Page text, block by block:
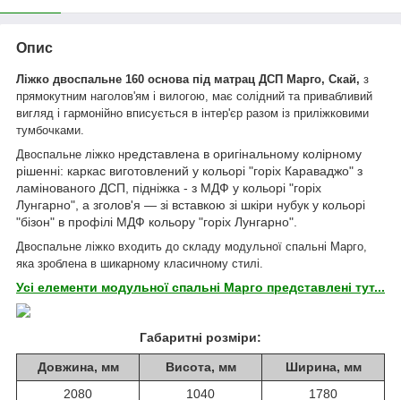
Опис
Ліжко двоспальне 160 основа під матрац ДСП Марго, Скай, з
прямокутним наголов'ям і вилогою, має солідний та привабливий
вигляд і гармонійно вписується в інтер'єр разом із приліжковими
тумбочками.
Двоспальне ліжко нредставлена в оригінальному колірному
рішенні: каркас виготовлений у кольорі "горіх Караваджо" з
ламінованого ДСП, підніжка - з МДФ у кольорі "горіх
Лунгарно", а зголов'я — зі вставкою зі шкіри нубук у кольорі
"бізон" в профілі МДФ кольору "горіх Лунгарно".
Двоспальне ліжко входить до складу модульної спальні Марго,
яка зроблена в шикарному класичному стилі.
Усі елементи модульної спальні Марго представлені тут...
Габаритні розміри:
Довжина, мм Висота, мм
Ширина, мм
2080
1040 1780